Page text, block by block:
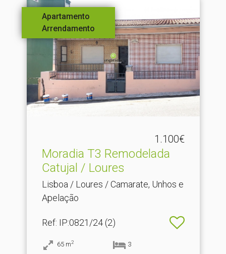
Apartamento
Arrendamento
1.100€
Moradia T3 Remodelada
Catujal / Loures
Lisboa / Loures / Camarate, Unhos e
Apelação
Ref: IP:0821/24 (2)
65 m2 3